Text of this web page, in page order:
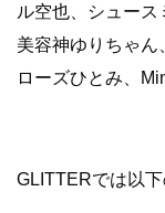
ル空也、シュース
美容神ゆりちゃん
ローズひとみ、
GLITTERでは以